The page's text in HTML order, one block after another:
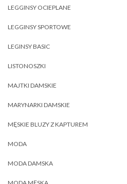
LEGGINSY OCIEPLANE
LEGGINSY SPORTOWE
LEGINSY BASIC
LISTONOSZKI
MAJTKI DAMSKIE
MARYNARKI DAMSKIE
MĘSKIE BLUZY Z KAPTUREM
MODA
MODA DAMSKA